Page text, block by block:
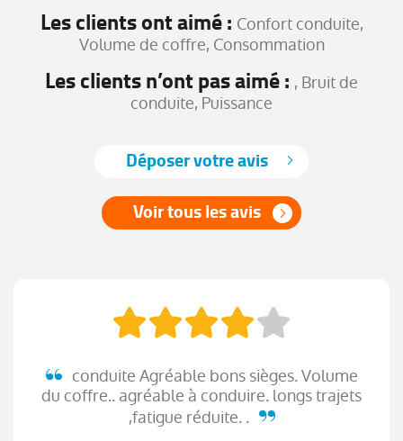
Les clients ont aimé : Confort conduite,
Volume de coffre, Consommation
Les clients n’ont pas aimé : , Bruit de
conduite, Puissance
Déposer votre avis
Voir tous les avis
conduite Agréable bons sièges. Volume
du coffre.. agréable à conduire. longs trajets
,fatigue réduite. .